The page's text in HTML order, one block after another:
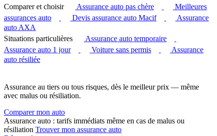
Comparer et choisir
Assurance auto pas chère
Meilleures
assurances auto
Devis assurance auto Macif
Assurance
auto AXA
Situations particulières
Assurance auto temporaire
Assurance auto 1 jour
Voiture sans permis
Assurance
auto résiliée
Assurance au tiers ou tous risques, dès le meilleur prix — même
avec malus ou résiliation.
Comparer mon auto
Assurance auto : tarifs immédiats même en cas de malus ou
résiliation Trouver mon assurance auto